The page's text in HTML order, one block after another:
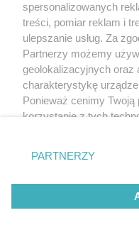
spersonalizowanych
treści, pomiar reklam i
ulepszanie usług. Za
Partnerzy możemy
geolokalizacyjnych oraz
charakterystykę
Ponieważ cenimy
korzystanie z tych
zmienić/wycofać
znajdujący się w lewym
rodzaje przetwarzania
użytkownika, ale masz
przetwarzaniu.
PARTNERZY